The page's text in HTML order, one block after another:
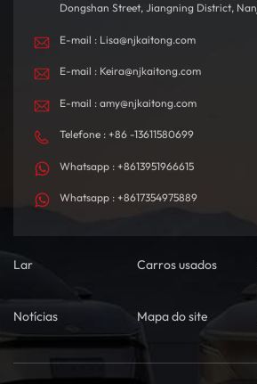
Dongshan Street, Jiangning District,
E-mail : Lisa@njkaitong.com
E-mail : Keira@njkaitong.com
E-mail : amy@njkaitong.com
Telefone : +86 -13611580699
Whatsapp : +8613951966615
Whatsapp : +8617354975889
Lar Carros usados
Notícias
Mapa do site